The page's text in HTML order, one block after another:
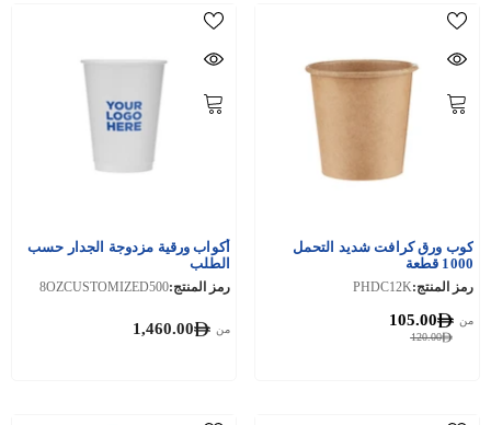
كوب ورق كرافت شديد التحمل
1000 قطعة
رمز المنتج:PHDC12K
120.00
من 105.00
أكواب ورقية مزدوجة الجدار حسب
الطلب
رمز المنتج:8OZCUSTOMIZED500
من 1,460.00